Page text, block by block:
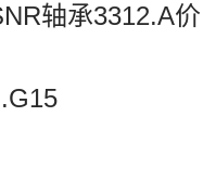
轴承3312.A价